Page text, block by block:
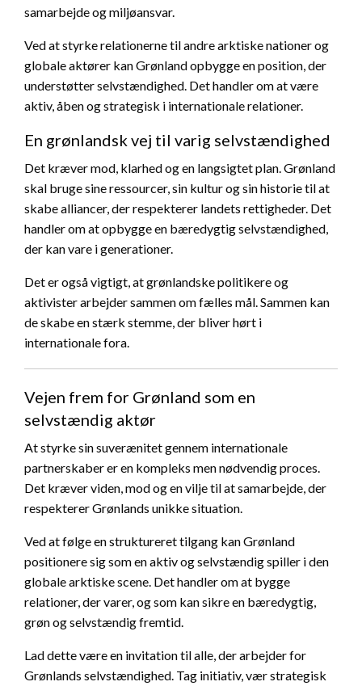
samarbejde og miljøansvar.
Ved at styrke relationerne til andre arktiske nationer og
globale aktører kan Grønland opbygge en position, der
understøtter selvstændighed. Det handler om at være
aktiv, åben og strategisk i internationale relationer.
En grønlandsk vej til varig selvstændighed
Det kræver mod, klarhed og en langsigtet plan. Grønland
skal bruge sine ressourcer, sin kultur og sin historie til at
skabe alliancer, der respekterer landets rettigheder. Det
handler om at opbygge en bæredygtig selvstændighed,
der kan vare i generationer.
Det er også vigtigt, at grønlandske politikere og
aktivister arbejder sammen om fælles mål. Sammen kan
de skabe en stærk stemme, der bliver hørt i
internationale fora.
Vejen frem for Grønland som en
selvstændig aktør
At styrke sin suverænitet gennem internationale
partnerskaber er en kompleks men nødvendig proces.
Det kræver viden, mod og en vilje til at samarbejde, der
respekterer Grønlands unikke situation.
Ved at følge en struktureret tilgang kan Grønland
positionere sig som en aktiv og selvstændig spiller i den
globale arktiske scene. Det handler om at bygge
relationer, der varer, og som kan sikre en bæredygtig,
grøn og selvstændig fremtid.
Lad dette være en invitation til alle, der arbejder for
Grønlands selvstændighed. Tag initiativ, vær strategisk